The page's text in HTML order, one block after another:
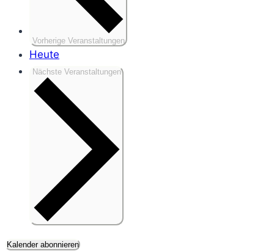
Vorherige Veranstaltungen
Heute
Nächste Veranstaltungen
Kalender abonnieren